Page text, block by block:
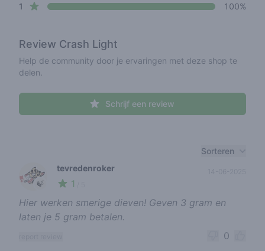
1 star reviews 100%
Review Crash Light
Help de community door je ervaringen met deze shop te
delen.
Schrijf een review
Sorteren
🍃
tevredenroker
1
Hier werken smerige dieven! Geven 3 gram en
laten je 5 gram betalen.
0